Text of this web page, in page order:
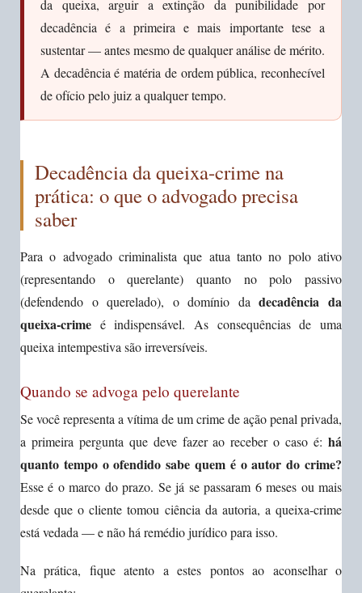
da queixa, arguir a extinção da punibilidade por
decadência é a primeira e mais importante tese a
sustentar — antes mesmo de qualquer análise de mérito.
A decadência é matéria de ordem pública, reconhecível
de ofício pelo juiz a qualquer tempo.
Decadência da queixa-crime na
prática: o que o advogado precisa
saber
Para o advogado criminalista que atua tanto no polo ativo
(representando o querelante) quanto no polo passivo
(defendendo o querelado), o domínio dadecadência da
queixa-crime é indispensável. As consequências de uma
queixa intempestiva são irreversíveis.
Quando se advoga pelo querelante
Se você representa a vítima de um crime de ação penal privada,
a primeira pergunta que deve fazer ao receber o caso é: há
quanto tempo o ofendido sabe quem é o autor do crime?
Esse é o marco do prazo. Se já se passaram 6 meses ou mais
desde que o cliente tomou ciência da autoria, a queixa-crime
está vedada — e não há remédio jurídico para isso.
Na prática, fique atento a estes pontos ao aconselhar o